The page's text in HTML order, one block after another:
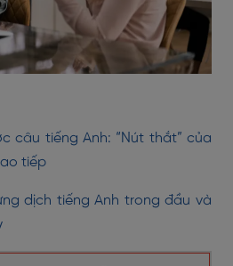
câu tiếng Anh: “Nút thắt” của
tiếp
dịch tiếng Anh trong đầu và